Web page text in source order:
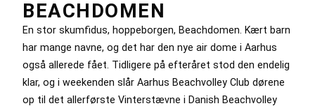
BEACHDOMEN
En stor skumfidus, hoppeborgen, Beachdomen. Kært barn
har mange navne, og det har den nye air dome i Aarhus
også allerede fået. Tidligere på efteråret stod den endelig
klar, og i weekenden slår Aarhus Beachvolley Club dørene
op til det allerførste Vinterstævne i Danish Beachvolley